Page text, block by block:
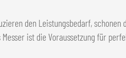
den Leistungsbedarf, schonen
ist die Voraussetzung für